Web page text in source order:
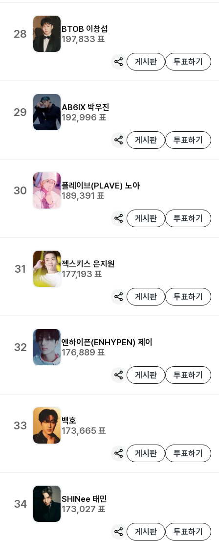
28 BTOB 이창섭
197,833 표
게시판 투표하기
29 AB6IX 박우진
192,996 표
게시판 투표하기
30 플레이브(PLAVE) 노아
189,391 표
게시판 투표하기
31 젝스키스 은지원
177,193 표
게시판 투표하기
32 엔하이픈(ENHYPEN) 제이
176,889 표
게시판 투표하기
33 백호
173,665표
게시판 투표하기
34 SHINee 태민
173,027 표
게시판 투표하기